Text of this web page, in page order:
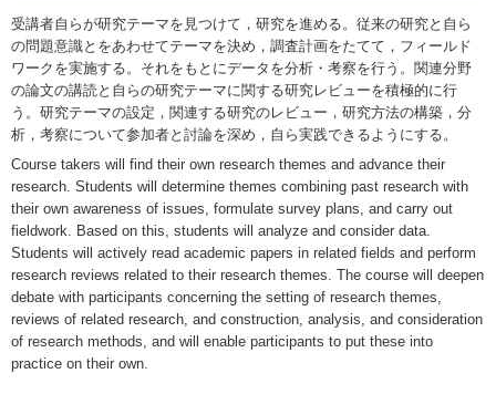
受講者自らが研究テーマを見つけて，研究を進める。従来の研究と自ら
の問題意識とをあわせてテーマを決め，調査計画をたてて，フィールド
ワークを実施する。それをもとにデータを分析・考察を行う。関連分野
の論文の講読と自らの研究テーマに関する研究レビューを積極的に行
う。研究テーマの設定，関連する研究のレビュー，研究方法の構築，分
析，考察について参加者と討論を深め，自ら実践できるようにする。
Course takers will find their own research themes and advance their
research. Students will determine themes combining past research with
their own awareness of issues, formulate survey plans, and carry out
fieldwork. Based on this, students will analyze and consider data.
Students will actively read academic papers in related fields and perform
research reviews related to their research themes. The course will deepen
debate with participants concerning the setting of research themes,
reviews of related research, and construction, analysis, and consideration
of research methods, and will enable participants to put these into
practice on their own.